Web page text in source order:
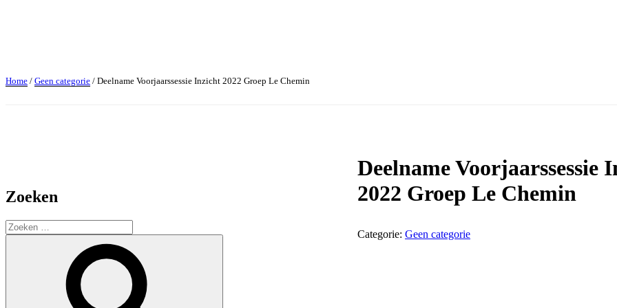
Home / Geen categorie / Deelname Voorjaarssessie Inzicht 2022 Groep Le Chemin
Deelname Voorjaarssessie
2022 Groep Le Chemin
Categorie:Geen categorie
Zoeken